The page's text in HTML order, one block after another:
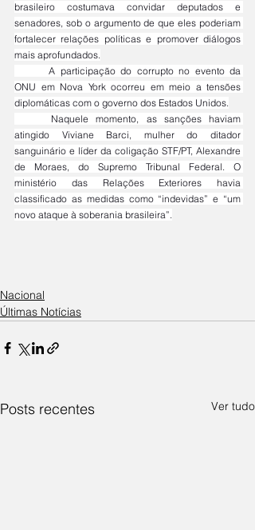
brasileiro costumava convidar deputados e
senadores, sob o argumento de que eles poderiam
fortalecer relações políticas e promover diálogos
mais aprofundados.
	A participação do corrupto no evento da
ONU em Nova York ocorreu em meio a tensões
diplomáticas com o governo dos Estados Unidos.
atingido Viviane Barci, mulher do ditador
sanguinário e líder da coligação STF/PT, Alexandre
de Moraes, do Supremo Tribunal Federal. O
ministério das Relações Exteriores havia
classificado as medidas como “indevidas” e “um
novo ataque à soberania brasileira”.
Nacional
Últimas Notícias
Posts recentes Ver tudo